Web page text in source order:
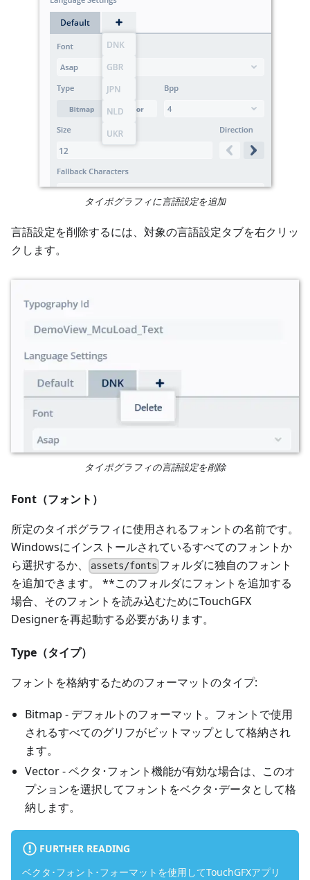
タイポグラフィに言語設定を追加
言語設定を削除するには、対象の言語設定タブを右クリッ
クします。
タイポグラフィの言語設定を削除
Font（フォント）
所定のタイポグラフィに使用されるフォントの名前です。
Windowsにインストールされているすべてのフォントか
ら選択するか、
assets/fonts フォルダに独自のフォント
を追加できます。 **このフォルダにフォントを追加する
場合、そのフォントを読み込むためにTouchGFX
Designerを再起動する必要があります。
Type（タイプ）
フォントを格納するためのフォーマットのタイプ:
Bitmap - デフォルトのフォーマット。フォントで使用
されるすべてのグリフがビットマップとして格納され
ます。
Vector - ベクタ･フォント機能が有効な場合は、このオ
プションを選択してフォントをベクタ･データとして格
納します。
FURTHER READING
ベクタ･フォント･フォーマットを使用してTouchGFXアプリ